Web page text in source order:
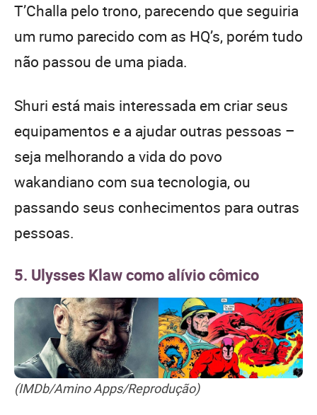
T’Challa pelo trono, parecendo que seguiria
um rumo parecido com as HQ’s, porém tudo
não passou de uma piada.
Shuri está mais interessada em criar seus
equipamentos e a ajudar outras pessoas –
seja melhorando a vida do povo
wakandiano com sua tecnologia, ou
passando seus conhecimentos para outras
pessoas.
5. Ulysses Klaw como alívio cômico
(IMDb/Amino Apps/Reprodução)